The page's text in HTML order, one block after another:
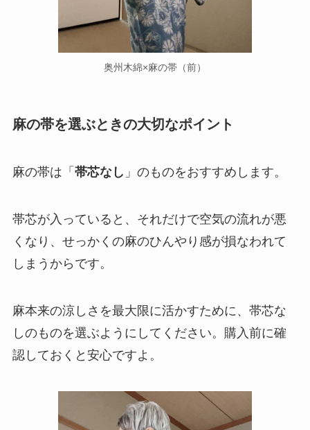
奥州木綿×麻の帯（前）
麻の帯を選ぶときの大切なポイント
麻の帯は「 帯芯なし 」のものをおすすめします。
帯芯が入っていると、それだけで空気の流れが悪
くなり、せっかくの麻のひんやり感が損なわれて
しまうからです。
麻本来の涼しさを最大限に活かすために、帯芯な
しのものを選ぶようにしてください。購入前に確
認しておくと安心ですよ。